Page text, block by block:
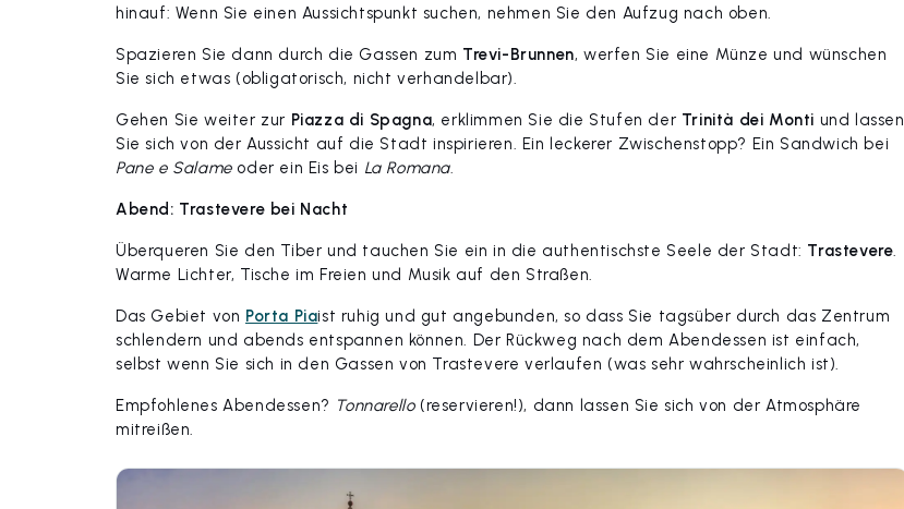
hinauf: Wenn Sie einen Aussichtspunkt suchen, nehmen Sie den Aufzug nach oben.
Spazieren Sie dann durch die Gassen zum Trevi-Brunnen, werfen Sie eine Münze und wünschen
Sie sich etwas (obligatorisch, nicht verhandelbar).
Gehen Sie weiter zur Piazza di Spagna, erklimmen Sie die Stufen der Trinità dei Monti und lassen
Sie sich von der Aussicht auf die Stadt inspirieren. Ein leckerer Zwischenstopp? Ein Sandwich bei
Pane e Salameoder ein Eis bei La Romana.
Abend: Trastevere bei Nacht
Überqueren Sie den Tiber und tauchen Sie ein in die authentischste Seele der Stadt: Trastevere.
Warme Lichter, Tische im Freien und Musik auf den Straßen.
Das Gebiet von Porta Piaist ruhig und gut angebunden, so dass Sie tagsüber durch das Zentrum
schlendern und abends entspannen können. Der Rückweg nach dem Abendessen ist einfach,
selbst wenn Sie sich in den Gassen von Trastevere verlaufen (was sehr wahrscheinlich ist).
Empfohlenes Abendessen? Tonnarello(reservieren!), dann lassen Sie sich von der Atmosphäre
mitreißen.